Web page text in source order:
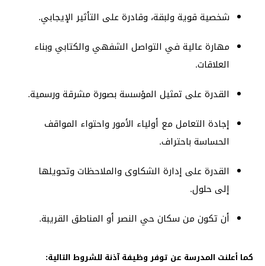
شخصية قوية ولبقة، وقادرة على التأثير الإيجابي.
مهارة عالية في التواصل الشفهي والكتابي وبناء
العلاقات.
القدرة على تمثيل المؤسسة بصورة مشرقة ورسمية.
إجادة التعامل مع أولياء الأمور واحتواء المواقف
الحساسة باحتراف.
القدرة على إدارة الشكاوى والملاحظات وتحويلها
إلى حلول.
أن تكون من سكان حي النصر أو المناطق القريبة.
كما أعلنت المدرسة عن توفر وظيفة آذنة للشروط التالية: